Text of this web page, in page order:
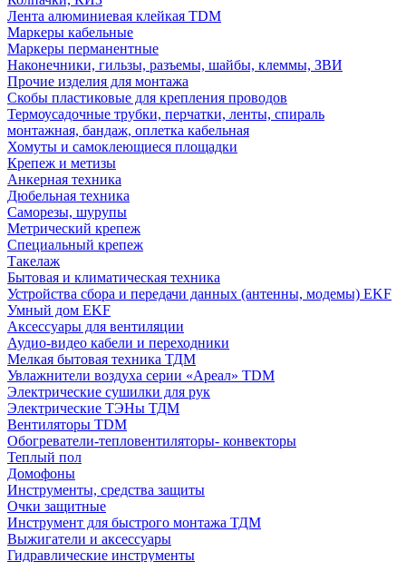
Лента алюминиевая клейкая TDM
Маркеры кабельные
Маркеры перманентные
Наконечники, гильзы, разъемы, шайбы, клеммы, ЗВИ
Прочие изделия для монтажа
Скобы пластиковые для крепления проводов
Термоусадочные трубки, перчатки, ленты, спираль
монтажная, бандаж, оплетка кабельная
Хомуты и самоклеющиеся площадки
Крепеж и метизы
Анкерная техника
Дюбельная техника
Саморезы, шурупы
Метрический крепеж
Специальный крепеж
Такелаж
Бытовая и климатическая техника
Устройства сбора и передачи данных (антенны, модемы) EKF
Умный дом EKF
Аксессуары для вентиляции
Аудио-видео кабели и переходники
Мелкая бытовая техника ТДМ
Увлажнители воздуха серии «Ареал» TDM
Электрические сушилки для рук
Электрические ТЭНы ТДМ
Вентиляторы TDM
Обогреватели-тепловентиляторы- конвекторы
Теплый пол
Домофоны
Инструменты, средства защиты
Очки защитные
Инструмент для быстрого монтажа ТДМ
Выжигатели и аксессуары
Гидравлические инструменты